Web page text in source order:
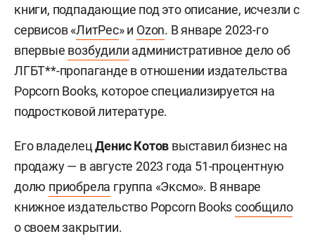
книги, подпадающие под это описание, исчезли с
сервисов «ЛитРес» и Ozon. В январе 2023-го
впервые возбудили административное дело об
ЛГБТ**-пропаганде в отношении издательства
Popcorn Books, которое специализируется на
подростковой литературе.
Его владелецДенис Котов выставил бизнес на
продажу — в августе 2023 года 51-процентную
долю приобрела группа «Эксмо». В январе
книжное издательство Popcorn Booksсообщило
о своем закрытии.